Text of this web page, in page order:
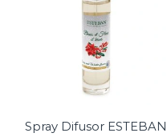
Spray Difusor ESTEBAN